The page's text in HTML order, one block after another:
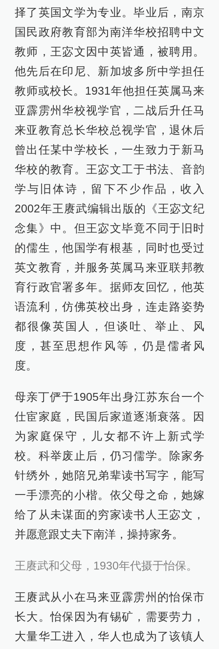
择了英国文学为专业。毕业后，南京
国民政府教育部为南洋华校招聘中文
教师，王宓文因中英皆通，被聘用。
他先后在印尼、新加坡多所中学担任
教师或校长。1931年他担任英属马来
亚霹雳州华校视学官，二战后升任马
来亚教育总长华校总视学官，退休后
曾出任某中学校长，一生致力于新马
华校的教育。王宓文工于书法、音韵
学与旧体诗，留下不少作品，收入
2002年王赓武编辑出版的《王宓文纪
念集》中。但王宓文毕竟不同于旧时
的儒生，他国学有根基，同时也受过
英文教育，并服务英属马来亚联邦教
育行政官署多年。据师友回忆，他英
语流利，仿佛英校出身，连走路姿势
都很像英国人，但谈吐、举止、风
度，甚至思想作风等，仍是儒者风
度。
母亲丁俨于1905年出身江苏东台一个
仕宦家庭，民国后家道逐渐衰落。因
为家庭保守，儿女都不许上新式学
校。科举废止后，仍习儒学。除家务
针绣外，她陪兄弟辈读书写字，能写
一手漂亮的小楷。依父母之命，她嫁
给了从未谋面的穷家读书人王宓文，
并愿意跟丈夫下南洋，操持家务。
王赓武和父母，1930年代摄于怡保。
王赓武从小在马来亚霹雳州的怡保市
长大。怡保因为有锡矿，需要劳力，
大量华工进入，华人也成为了该镇人